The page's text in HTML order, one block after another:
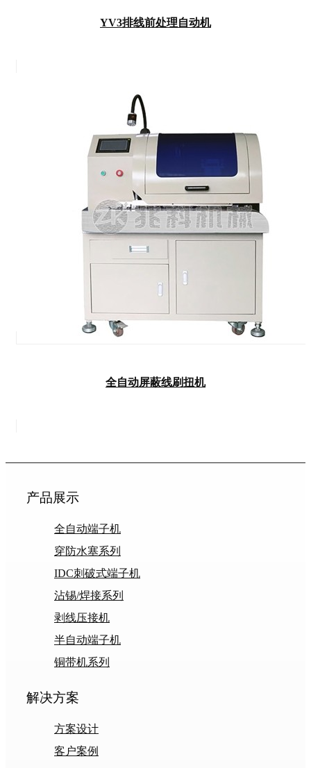
YV3排线前处理自动机
全自动屏蔽线刷扭机
产品展示
全自动端子机
穿防水塞系列
IDC刺破式端子机
沾锡/焊接系列
剥线压接机
半自动端子机
铜带机系列
解决方案
方案设计
客户案例